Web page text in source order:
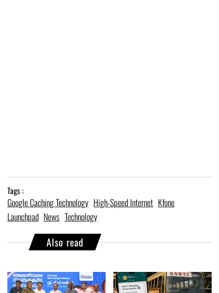
Tags :
Google Caching Technology High-Speed Internet Kfone
Launchpad News Technology
Also read